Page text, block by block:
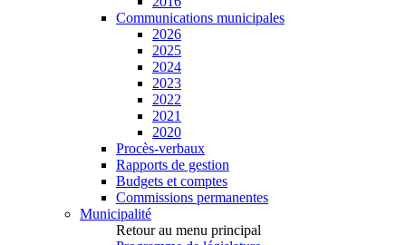
Communications municipales
2026
2025
2024
2023
2022
2021
2020
Procès-verbaux
Rapports de gestion
Budgets et comptes
Commissions permanentes
Municipalité
Retour au menu principal